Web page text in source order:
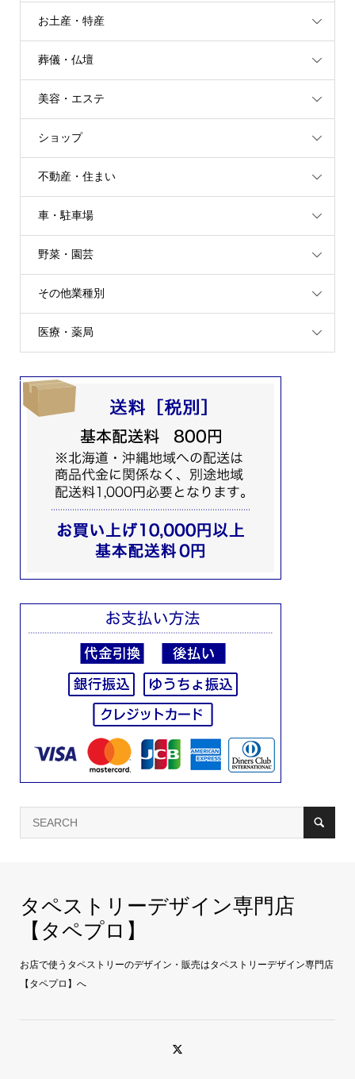
お土産・特産
葬儀・仏壇
美容・エステ
ショップ
不動産・住まい
車・駐車場
野菜・園芸
その他業種別
医療・薬局
タペストリーデザイン専門店
【タペプロ】
お店で使うタペストリーのデザイン・販売はタペストリーデザイン専門店
【タペプロ】へ